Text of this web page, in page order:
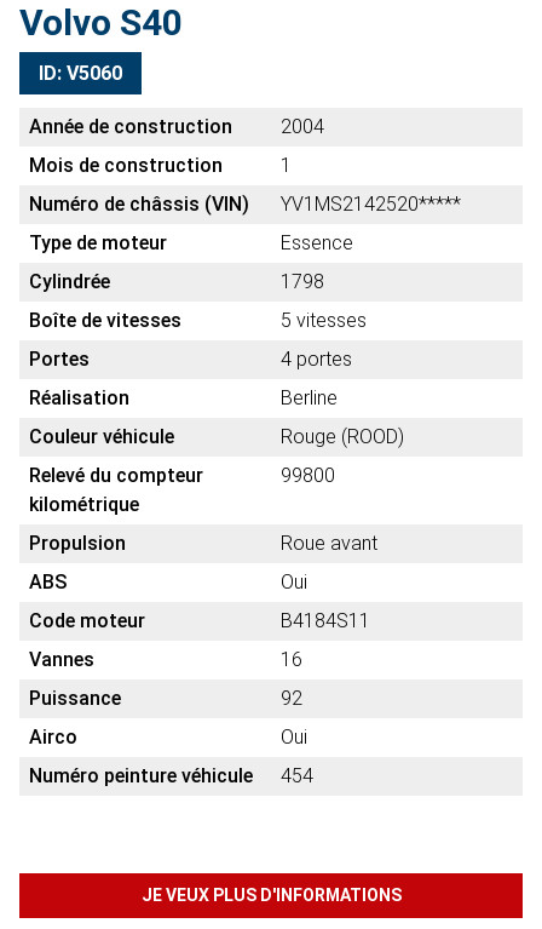
Volvo S40
ID: V5060
Année de construction
2004
Mois de construction
1
Numéro de châssis (VIN)
YV1MS2142520*****
Type de moteur
Essence
Cylindrée
1798
Boîte de vitesses
5 vitesses
Portes
4 portes
Réalisation
Berline
Couleur véhicule
Rouge (ROOD)
Relevé du compteur
kilométrique
99800
Propulsion
Roue avant
ABS
Oui
Code moteur
B4184S11
Vannes
16
Puissance
92
Airco
Oui
Numéro peinture véhicule
454
JE VEUX PLUS D'INFORMATIONS